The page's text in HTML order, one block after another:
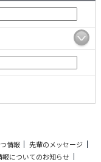
情報
先輩のメッセージ
報についてのお知らせ